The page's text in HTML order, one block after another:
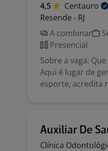
4,5
Centauro
Resende - RJ
A combinar
Presencial
Sobre a vaga:
Aqui é lugar de
esporte, acredita
Auxiliar De
Clínica